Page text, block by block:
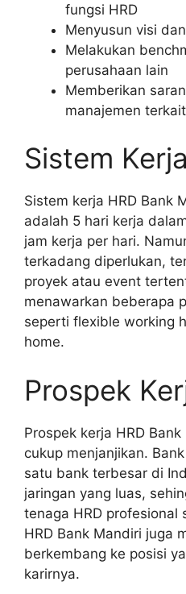
fungsi HRD
Menyusun visi
Melakukan
perusahaan lain
Memberikan
manajemen
Sistem Kerja
Sistem kerja HRD Bank
adalah 5 hari kerja
jam kerja per hari.
terkadang diperlukan,
proyek atau event
menawarkan beberapa
seperti flexible working
home.
Prospek
Prospek kerja HRD
cukup menjanjikan.
satu bank terbesar di
jaringan yang luas,
tenaga HRD profesional
HRD Bank Mandiri juga
berkembang ke posisi
karirnya.